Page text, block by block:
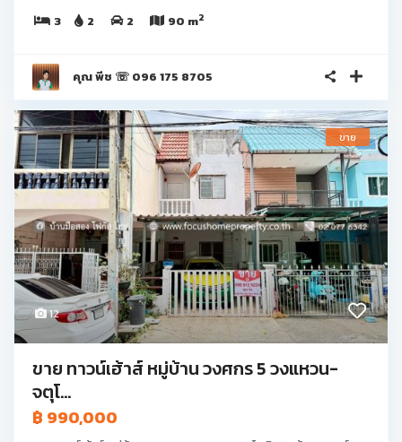
3 2 2 90 m2
คุณ พีช ☏ 096 175 8705
12
ขาย
ขาย ทาวน์เฮ้าส์ หมู่บ้าน วงศกร 5 วงแหวน-
จตุโ...
฿ 990,000